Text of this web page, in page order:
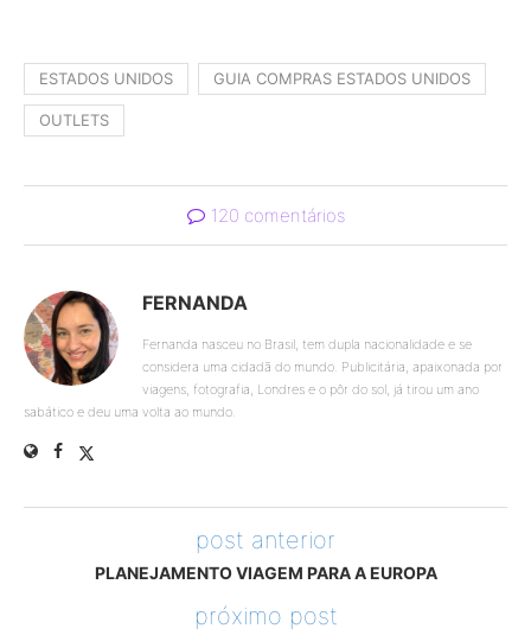
ESTADOS UNIDOS GUIA COMPRAS ESTADOS UNIDOS
OUTLETS
120 comentários
FERNANDA
Fernanda nasceu no Brasil, tem dupla nacionalidade e se
considera uma cidadã do mundo. Publicitária, apaixonada por
viagens, fotografia, Londres e o pôr do sol, já tirou um ano
sabático e deu uma volta ao mundo.
post anterior
PLANEJAMENTO VIAGEM PARA A EUROPA
próximo post